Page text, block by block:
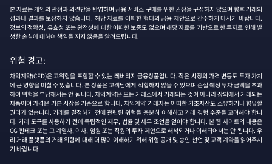
본 자료는 개인의 관정과 의견만을 반영하며 금융 서비스 구매를 위한 권장을 구성하지 않으며 향후 거래의
성과나 결과를 보장하지 않습니다. 해당 자료를 어떠한 형태의 금융 제안으로 간주하지 마시기 바랍니다.
정보의 정확성, 유효성 또는 완전성에 대한 어떠한 보증도 없으며 해당 자료를 기반으로 한 투자로 인해 발
생한 손실에 대하여 책임을 지지 않음을 알려드립니다.
위험 경고:
차익계약(CFD)은 고위험을 포함할 수 있는 레버리지 금융상품입니다. 작은 시장의 가격 변동도 투자 가치
에 큰 영향을 미칠 수 있습니다. 본 상품은 고객님에게 적합하지 않을 수 있으며 손실 예정 투자 금액을 초과
하여 위험을 부담해서는 안 됩니다. 차익계약은 모든 거래소에서 거래되는 것이 아니라 장외에서 거래되는
제품이며 가격은 기본 시장을 기준으로 합니다. 차익계약 거래자는 어떠한 기초자산도 소유하거나 향유할
권리가 없습니다. 거래를 결정하기 전에 관련된 위험을 충분히 이해하고 거래 경험 수준을 고려해야 합니
다. 거래 도구를 사용하기 전에 독립적인 재무, 법률 및 세무 조언을 얻어야 합니다. 본 웹 사이트의 내용은
CG 핀테크 또는 그 계열사, 이사, 임원 또는 직원의 투자 제안으로 해석되거나 이해되어서는 안 됩니다. 우
리 거래 플랫폼의 거래 위험에 대해 더 많이 이해하기 위해 위험 공개 및 승인 선언 및 고객 계약을 읽어주시
기 바랍니다.